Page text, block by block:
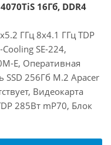
16Гб, DDR4
ГГц 8x4.1 ГГц TDP
SE-224,
E, Оперативная
SSD 256Гб M.2 Apacer
Видеокарта
285Вт mP70, Блок